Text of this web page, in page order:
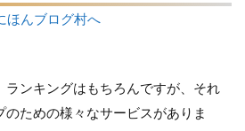
ランキングはもちろんですが、それ
ための様々なサービスがありま